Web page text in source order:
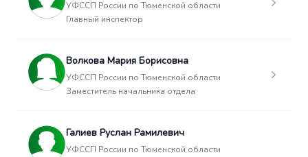
УФССП России по Тюменской области
Главный инспектор
Волкова Мария Борисовна
УФССП России по Тюменской области
Заместитель начальника отдела
Галиев Руслан Рамилевич
УФССП России по Тюменской области